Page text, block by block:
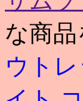
な商
ウトレ